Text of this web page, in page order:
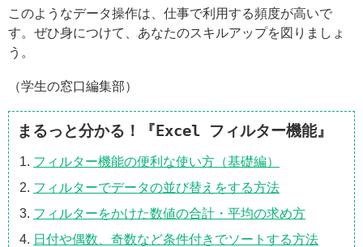
このようなデータ操作は、仕事で利用する頻度が高いで
す。ぜひ身につけて、あなたのスキルアップを図りましょ
う。
（学生の窓口編集部）
まるっと分かる！『Excel フィルター機能』
フィルター機能の便利な使い方（基礎編）
フィルターでデータの並び替えをする方法
フィルターをかけた数値の合計・平均の求め方
日付や偶数、奇数など条件付きでソートする方法